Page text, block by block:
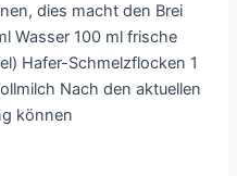
dies macht den Brei
Wasser 100 ml frische
Hafer-Schmelzflocken 1
Nach den aktuellen
können